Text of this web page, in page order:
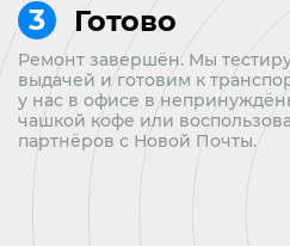
Готово
Ремонт завершён. Мы
выдачей и готовим к
у нас в офисе в
чашкой кофе или
партнёров с Новой Почты.